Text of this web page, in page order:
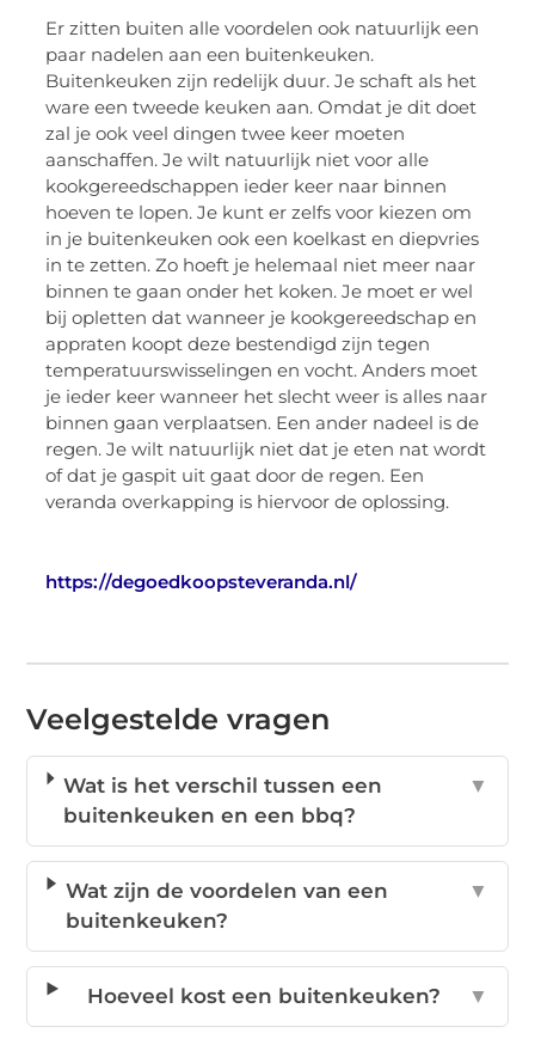
Er zitten buiten alle voordelen ook natuurlijk een
paar nadelen aan een buitenkeuken.
Buitenkeuken zijn redelijk duur. Je schaft als het
ware een tweede keuken aan. Omdat je dit doet
zal je ook veel dingen twee keer moeten
aanschaffen. Je wilt natuurlijk niet voor alle
kookgereedschappen ieder keer naar binnen
hoeven te lopen. Je kunt er zelfs voor kiezen om
in je buitenkeuken ook een koelkast en diepvries
in te zetten. Zo hoeft je helemaal niet meer naar
binnen te gaan onder het koken. Je moet er wel
bij opletten dat wanneer je kookgereedschap en
appraten koopt deze bestendigd zijn tegen
temperatuurswisselingen en vocht. Anders moet
je ieder keer wanneer het slecht weer is alles naar
binnen gaan verplaatsen. Een ander nadeel is de
regen. Je wilt natuurlijk niet dat je eten nat wordt
of dat je gaspit uit gaat door de regen. Een
veranda overkapping is hiervoor de oplossing.
https://degoedkoopsteveranda.nl/
Veelgestelde vragen
Wat is het verschil tussen een
buitenkeuken en een bbq?
▼
Wat zijn de voordelen van een
buitenkeuken?
▼
Hoeveel kost een buitenkeuken? ▼